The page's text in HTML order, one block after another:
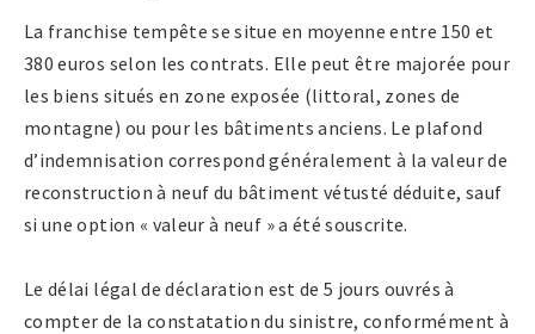
La franchise tempête se situe en moyenne entre 150 et
380 euros selon les contrats. Elle peut être majorée pour
les biens situés en zone exposée (littoral, zones de
montagne) ou pour les bâtiments anciens. Le plafond
d’indemnisation correspond généralement à la valeur de
reconstruction à neuf du bâtiment vétusté déduite, sauf
si une option « valeur à neuf » a été souscrite.
Le délai légal de déclaration est de 5 jours ouvrés à
compter de la constatation du sinistre, conformément à